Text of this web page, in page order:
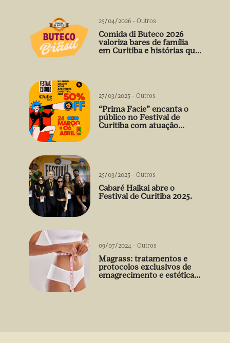
25/04/2026 - Outros
Comida di Buteco 2026
valoriza bares de família
em Curitiba e histórias que
27/03/2025 - Outros
“Prima Facie” encanta o
público no Festival de
Curitiba com atuação
25/03/2025 - Outros
Cabaré Haikai abre o
Festival de Curitiba 2025.
09/07/2024 - Outros
Magrass: tratamentos e
protocolos exclusivos de
emagrecimento e estética